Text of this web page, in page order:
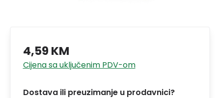
4,59 KM
Cijena sa uključenim PDV-om
Dostava ili preuzimanje u prodavnici?